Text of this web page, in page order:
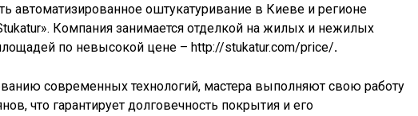
автоматизированное оштукатуривание в Киеве и регионе
Компания занимается отделкой на жилых и нежилых
по невысокой цене – http://stukatur.com/price/.
современных технологий, мастера выполняют свою работу
что гарантирует долговечность покрытия и его